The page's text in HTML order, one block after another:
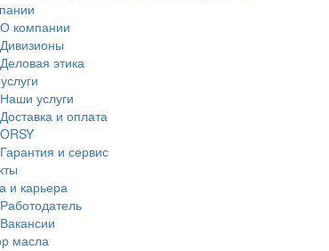
О компании
Дивизионы
Деловая этика
Наши услуги
Доставка и оплата
ORSY
Гарантия и сервис
и карьера
Работодатель
Вакансии
масла